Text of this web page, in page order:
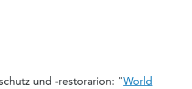
und -restorarion: "World